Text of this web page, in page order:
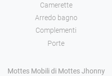
Camerette
Arredo bagno
Complementi
Porte
Mottes Mobili di Mottes Jhonny